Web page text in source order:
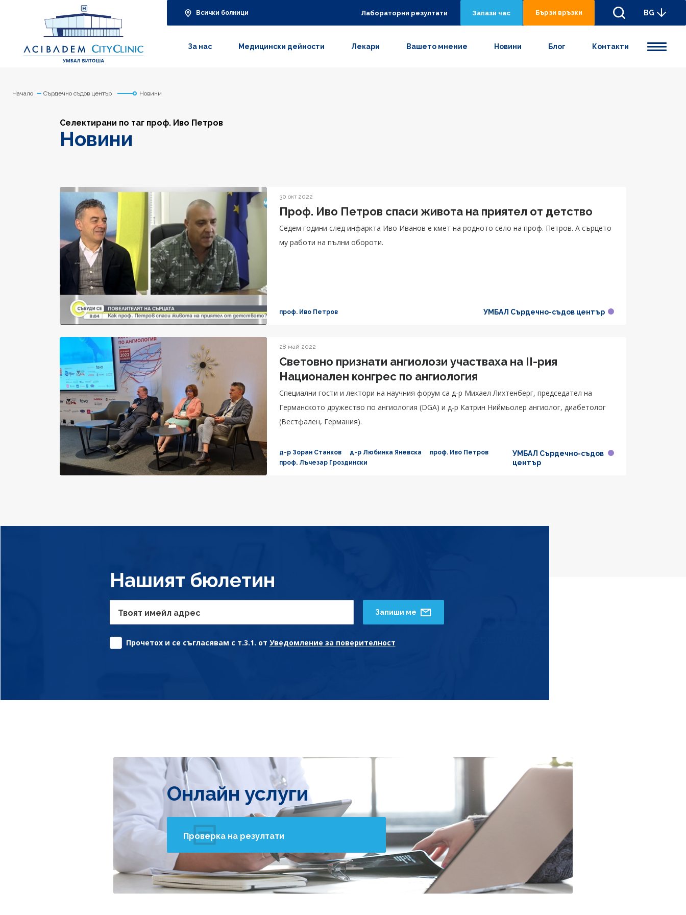
Всички болници Лабораторни резултати Запази час Бързи връзки BG
За нас Медицински дейности Лекари Вашето мнение Новини Блог Контакти
Начало Сърдечно съдов център Новини
Селектирани по таг проф. Иво Петров
Новини
30 окт 2022
Проф. Иво Петров спаси живота на приятел от детство
Седем години след инфаркта Иво Иванов е кмет на родното село на проф. Петров. А сърцето
му работи на пълни обороти.
проф. Иво Петров УМБАЛ Сърдечно-съдов център
28 май 2022
Световно признати ангиолози участваха на II-рия
Национален конгрес по ангиология
Специални гости и лектори на научния форум са д-р Михаел Лихтенберг, председател на
Германското дружество по ангиология (DGA) и д-р Катрин Ниймьолер ангиолог, диабетолог
(Вестфален, Германия).
д-р Зоран Станков д-р Любинка Яневска
проф. Иво Петров
проф. Лъчезар Гроздински
УМБАЛ Сърдечно-съдов
център
Нашият бюлетин
Твоят имейл адрес
Прочетох и се съгласявам с т.3.1. от Уведомление за поверителност
Запиши ме
Онлайн услуги
Проверка на резултати